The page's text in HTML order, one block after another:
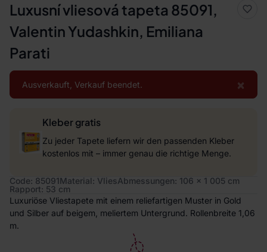
Luxusní vliesová tapeta 85091,
Valentin Yudashkin, Emiliana
Parati
×
Ausverkauft, Verkauf beendet.
Kleber gratis
Zu jeder Tapete liefern wir den passenden Kleber
kostenlos mit – immer genau die richtige Menge.
Code: 85091Material: VliesAbmessungen: 106 x 1 005 cm
Rapport: 53 cm
Luxuriöse Vliestapete mit einem reliefartigen Muster in Gold
und Silber auf beigem, meliertem Untergrund. Rollenbreite 1,06
m.